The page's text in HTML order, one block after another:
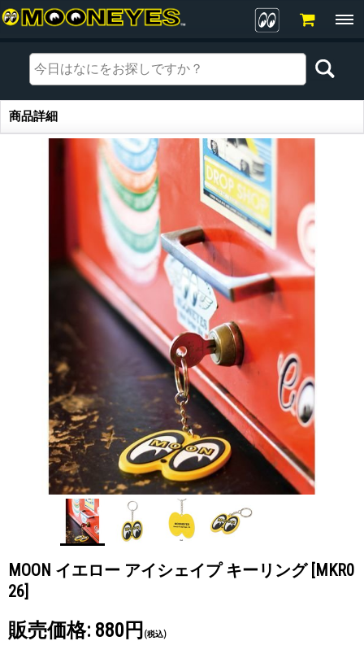
商品詳細
商品詳細
MOON イエロー アイシェイプ キーリング [MKR0
26]
販売価格: 880円 (税込)